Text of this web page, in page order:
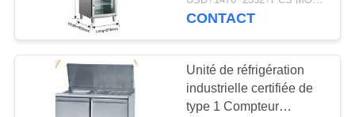
démoulage à étanchéité
CONTACT
Unité de réfrigération
industrielle certifiée de
type 1 Compteur